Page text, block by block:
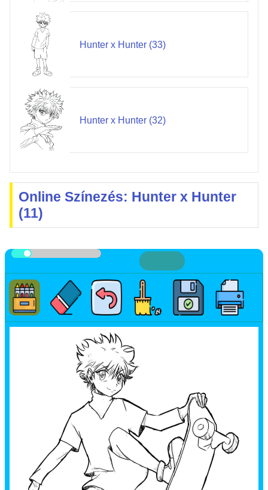
Hunter x Hunter (33)
Hunter x Hunter (32)
Online Színezés: Hunter x Hunter
(11)